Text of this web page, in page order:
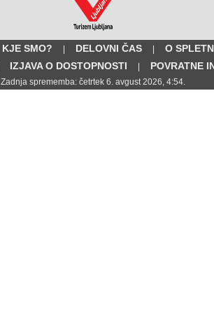
KJE SMO? | DELOVNI ČAS |
O
IZJAVA O DOSTOPNOSTI | POVRATNE
Zadnja sprememba: četrtek 6. avgust 2026, 4:54.